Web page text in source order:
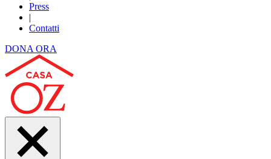
Press
|
Contatti
DONA ORA